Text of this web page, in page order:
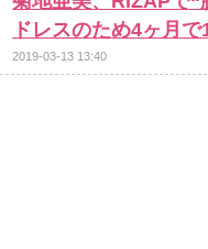
ドレスのため4ヶ月
2019-03-13 13:40